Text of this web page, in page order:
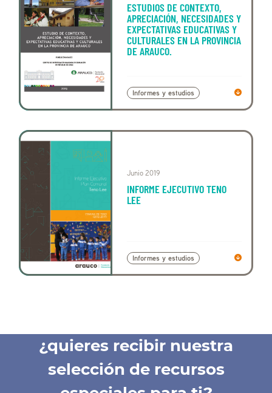
ESTUDIOS DE CONTEXTO,
APRECIACIÓN, NECESIDADES Y
EXPECTATIVAS EDUCATIVAS Y
CULTURALES EN LA PROVINCIA
DE ARAUCO.
Informes y estudios
Junio 2019
INFORME EJECUTIVO TENO
LEE
Informes y estudios
¿quieres recibir nuestra
selección de recursos